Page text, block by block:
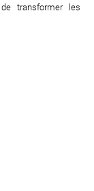
transformer les